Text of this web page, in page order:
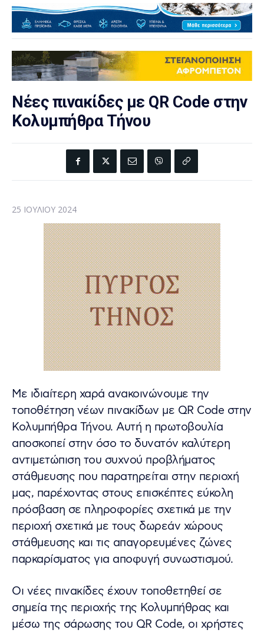
Νέες πινακίδες με QR Code στην
Κολυμπήθρα Τήνου
25 ΙΟΥΛΊΟΥ 2024
Με ιδιαίτερη χαρά ανακοινώνουμε την
τοποθέτηση νέων πινακίδων με QR Code στην
Κολυμπήθρα Τήνου. Αυτή η πρωτοβουλία
αποσκοπεί στην όσο το δυνατόν καλύτερη
αντιμετώπιση του συχνού προβλήματος
στάθμευσης που παρατηρείται στην περιοχή
μας, παρέχοντας στους επισκέπτες εύκολη
πρόσβαση σε πληροφορίες σχετικά με την
περιοχή σχετικά με τους δωρεάν χώρους
στάθμευσης και τις απαγορευμένες ζώνες
παρκαρίσματος για αποφυγή συνωστισμού.
Οι νέες πινακίδες έχουν τοποθετηθεί σε
σημεία της περιοχής της Κολυμπήθρας και
μέσω της σάρωσης του QR Code, οι χρήστες